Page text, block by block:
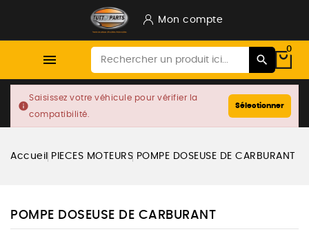
Mon compte

0
info
Saisissez votre véhicule pour vérifier la
compatibilité.
Sélectionner
Accueil PIECES MOTEURS POMPE DOSEUSE DE CARBURANT
POMPE DOSEUSE DE CARBURANT